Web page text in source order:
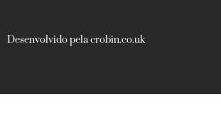
Desenvolvido pela crobin.co.uk